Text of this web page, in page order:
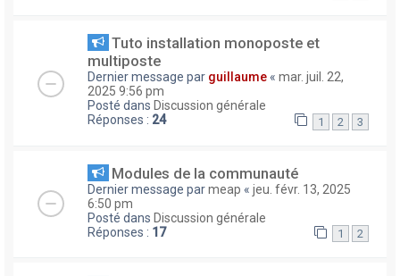
Tuto installation monoposte et
multiposte
Dernier message par guillaume « mar. juil. 22,
2025 9:56 pm
Posté dans Discussion générale
Réponses : 24 1 2 3
Modules de la communauté
Dernier message parmeap « jeu. févr. 13, 2025
6:50 pm
Posté dans Discussion générale
Réponses : 17 1 2